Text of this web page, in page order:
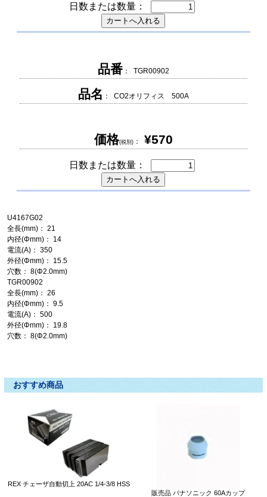
日数または数量：
品番： TGR00902
品名 ： CO2オリフィス 500A
価格(税別)： ¥570
日数または数量：
U4167G02
全長(mm)： 21
内径(Φmm)： 14
電流(A)： 350
外径(Φmm)： 15.5
穴数： 8(Φ2.0mm)
TGR00902
全長(mm)： 26
内径(Φmm)： 9.5
電流(A)： 500
外径(Φmm)： 19.8
穴数： 8(Φ2.0mm)
おすすめ商品
REX チェーザ自動切上 20AC 1/4-3/8 HSS
販売品 パナソニック 60Aカップ